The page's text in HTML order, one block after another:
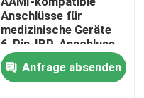
Anschlüsse für
medizinische Geräte
6-Pin-IBP-Anschluss
Anfrage absenden